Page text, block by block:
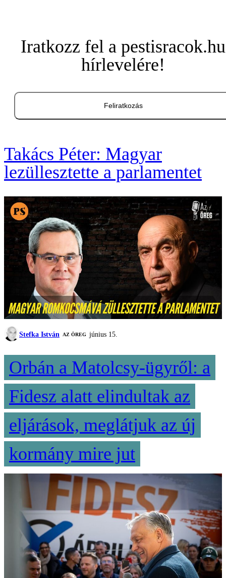
Iratkozz fel a pestisracok.hu
hírlevelére!
Feliratkozás
Takács Péter: Magyar
lezüllesztette a parlamentet
Stefka István AZ ÖREG június 15.
Orbán a Matolcsy-ügyről: a
Fidesz alatt elindultak az
eljárások, meglátjuk az új
kormány mire jut